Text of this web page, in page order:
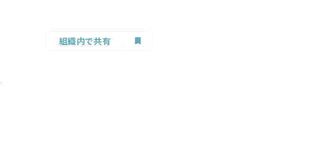
組織内で共有